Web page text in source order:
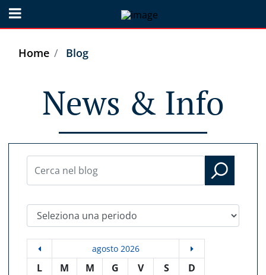
Open menu
Home Blog
News & Info
Seleziona una periodo
agosto 2026
L M M G V S
D